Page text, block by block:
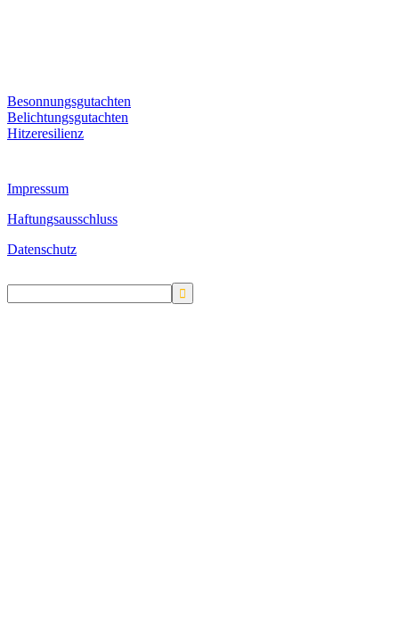
Besonnungsgutachten
Belichtungsgutachten
Hitzeresilienz
Impressum
Haftungsausschluss
Datenschutz
Search